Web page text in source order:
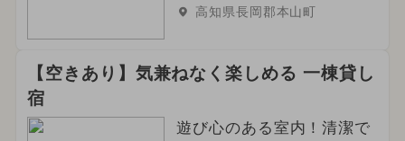
高知県長岡郡本山町
【空きあり】気兼ねなく楽しめる 一棟貸し
宿
遊び心のある室内！清潔で